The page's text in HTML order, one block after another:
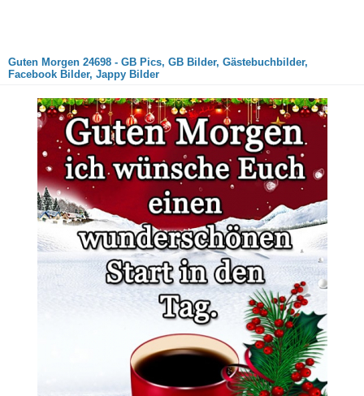
Guten Morgen 24698 - GB Pics, GB Bilder, Gästebuchbilder,
Facebook Bilder, Jappy Bilder